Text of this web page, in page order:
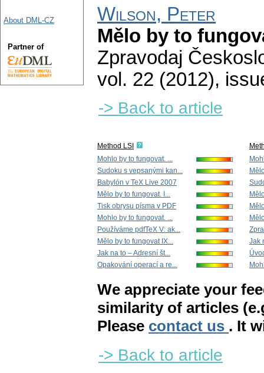
Wilson, Peter
Mělo by to
Zpravodaj
vol. 22 (2012),
-> Back to article
Method LSI
Mohlo by to fungovat. ...
Sudoku s vepsanými kan...
Babylón v TeX Live 2007
Mělo by to fungovat. I...
Tisk obrysu písma v PDF
Mohlo by to fungovat. ...
Používáme pdfTeX V: ak...
Mělo by to fungovat IX...
Jak na to – Adresní št...
Opakování operací a re...
Jak
We appreciate your
similarity of articles
Please contact us . It
-> Back to article
About DML-CZ
Partner of